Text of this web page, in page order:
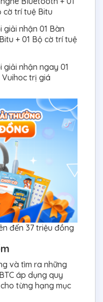
cờ trí tuệ Bitu
giải nhận 01 Bàn
+ 01 Bộ cờ trí tuệ
giải nhận ngay 01
trị giá
đến 37 triệu đồng
và tìm ra những
áp dụng quy
từng hạng mục